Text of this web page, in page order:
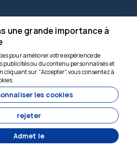
- Meilleures offres de vacances
une grande importance à
pour améliorer votre expérience de
publicités ou du contenu personnalisés et
cliquant sur "Accepter", vous consentez à
les cookies
rejeter
Admet le